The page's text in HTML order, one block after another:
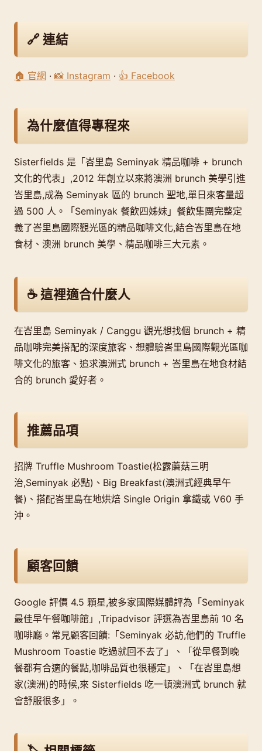
🔗 連結
🏠 官網 · 📸 Instagram · 👍 Facebook
為什麼值得專程來
Sisterfields 是「峇里島 Seminyak 精品咖啡 + brunch
文化的代表」,2012 年創立以來將澳洲 brunch 美學引進
峇里島,成為 Seminyak 區的 brunch 聖地,單日來客量超
過 500 人。「Seminyak 餐飲四姊妹」餐飲集團完整定
義了峇里島國際觀光區的精品咖啡文化,結合峇里島在地
食材、澳洲 brunch 美學、精品咖啡三大元素。
☕ 這裡適合什麼人
在峇里島 Seminyak / Canggu 觀光想找個 brunch + 精
品咖啡完美搭配的深度旅客、想體驗峇里島國際觀光區咖
啡文化的旅客、追求澳洲式 brunch + 峇里島在地食材結
合的 brunch 愛好者。
推薦品項
招牌 Truffle Mushroom Toastie(松露蘑菇三明
治,Seminyak 必點)、Big Breakfast(澳洲式經典早午
餐)、搭配峇里島在地烘焙 Single Origin 拿鐵或 V60 手
沖。
顧客回饋
Google 評價 4.5 顆星,被多家國際媒體評為「Seminyak
最佳早午餐咖啡館」,Tripadvisor 評選為峇里島前 10 名
咖啡廳。常見顧客回饋:「Seminyak 必訪,他們的 Truffle
Mushroom Toastie 吃過就回不去了」、「從早餐到晚
餐都有合適的餐點,咖啡品質也很穩定」、「在峇里島想
家(澳洲)的時候,來 Sisterfields 吃一頓澳洲式 brunch 就
會舒服很多」。